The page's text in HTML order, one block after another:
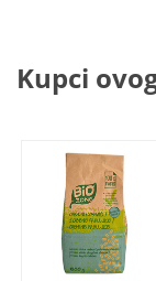
Kupci